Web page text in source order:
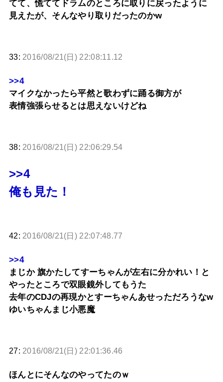
てて、慌ててドラムのところに取りに戻ったように
見えたが、そんなやり取りだったのかw
33: 2016/08/21(日) 22:08:11.12
>>4
マイクなかったら平然と歌わずに踊る御方が
表情強張らせるとは思えないけどね
38: 2016/08/21(日) 22:06:29.54
>>4
俺も見た！
42: 2016/08/21(日) 22:07:48.77
>>4
まじか 旗かたしてすーちゃんが左右に分かれい！と
やったところで双眼鏡外してもうた
去年のCDJの再現かとすーちゃんあせっただろうなw
ゆいちゃんまじ小悪魔
27: 2016/08/21(日) 22:01:36.46
ほんとにそんなのやってたのｗ